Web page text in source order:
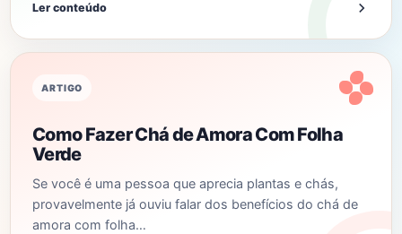
Ler conteúdo
ARTIGO
Como Fazer Chá de Amora Com Folha
Verde
Se você é uma pessoa que aprecia plantas e chás,
provavelmente já ouviu falar dos benefícios do chá de
amora com folha…